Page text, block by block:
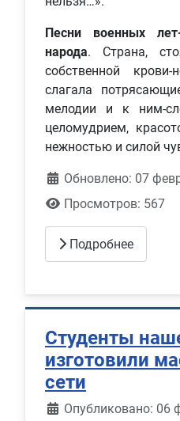
Песни военных
народа. Страна,
собственной
слагала
мелодии и к ним-
целомудрием,
нежностью и силой
Обновлено: 07
Просмотров: 567
Подробнее
Студенты
изготовили
сети
Информация о
Опубликовано: 06